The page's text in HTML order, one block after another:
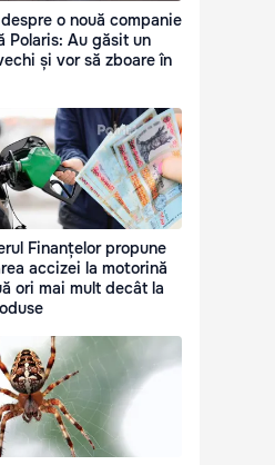
o nouă companie
Polaris: Au găsit un
și vor să zboare în
Finanțelor propune
accizei la motorină
ori mai mult decât la